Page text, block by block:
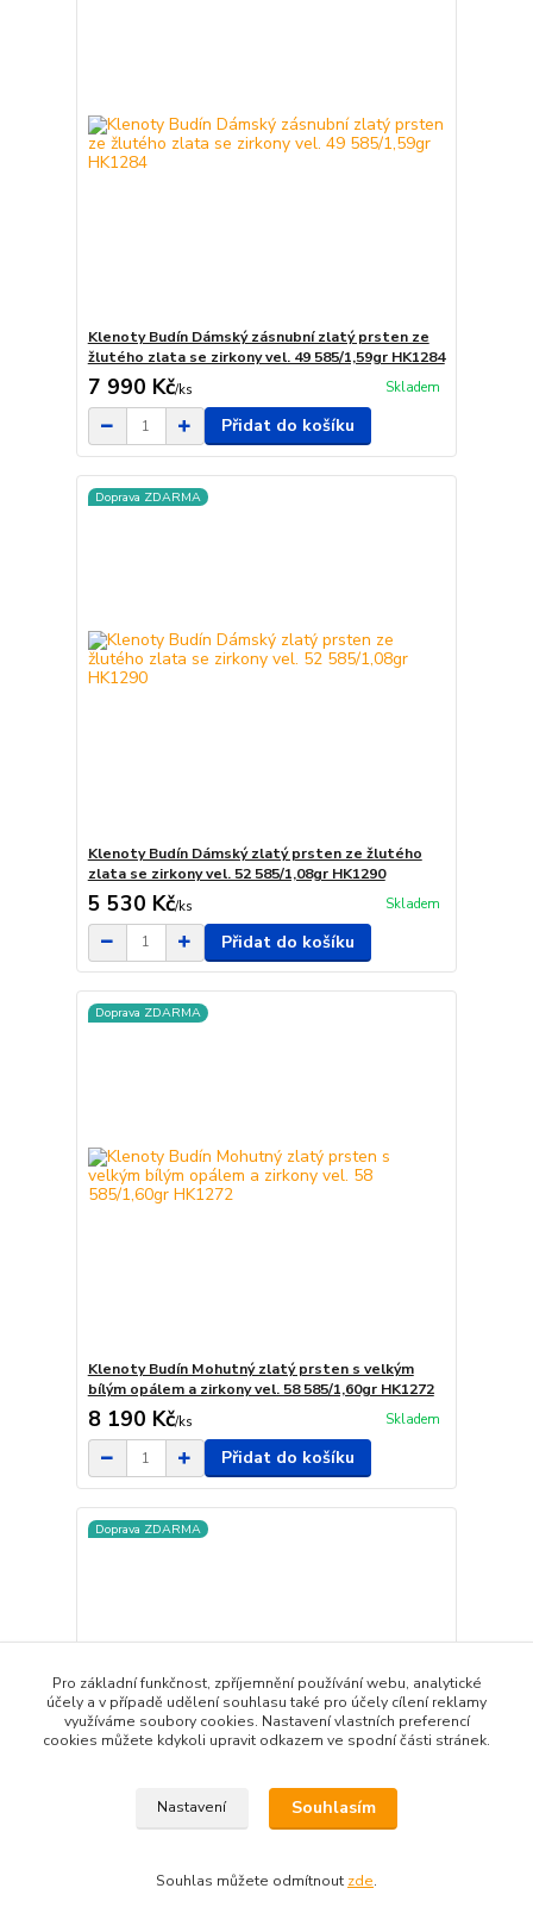
Klenoty Budín Dámský zásnubní zlatý prsten ze
žlutého zlata se zirkony vel. 49 585/1,59gr HK1284
7 990 Kč/ks Skladem
Přidat do košíku
Doprava ZDARMA
Klenoty Budín Dámský zlatý prsten ze žlutého
zlata se zirkony vel. 52 585/1,08gr HK1290
5 530 Kč/ks Skladem
Přidat do košíku
Doprava ZDARMA
Klenoty Budín Mohutný zlatý prsten s velkým
bílým opálem a zirkony vel. 58 585/1,60gr HK1272
8 190 Kč/ks Skladem
Přidat do košíku
Doprava ZDARMA
Klenoty Budín Mohutný zlatý prsten ze žlutého
Pro základní funkčnost, zpříjemnění používání webu, analytické
účely a v případě udělení souhlasu také pro účely cílení reklamy
využíváme soubory cookies. Nastavení vlastních preferencí
cookies můžete kdykoli upravit odkazem ve spodní části stránek.
Nastavení Souhlasím
Souhlas můžete odmítnout zde.